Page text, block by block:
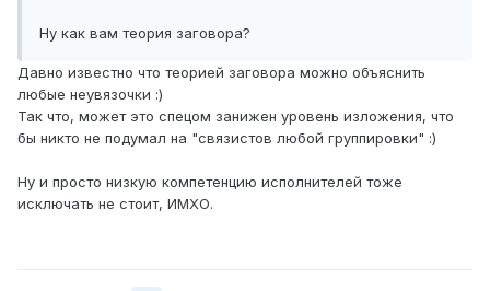
Ну как вам теория заговора?
Давно известно что теорией заговора можно объяснить
любые неувязочки :)
Так что, может это спецом занижен уровень изложения, что
бы никто не подумал на "связистов любой группировки" :)
Ну и просто низкую компетенцию исполнителей тоже
исключать не стоит, ИМХО.